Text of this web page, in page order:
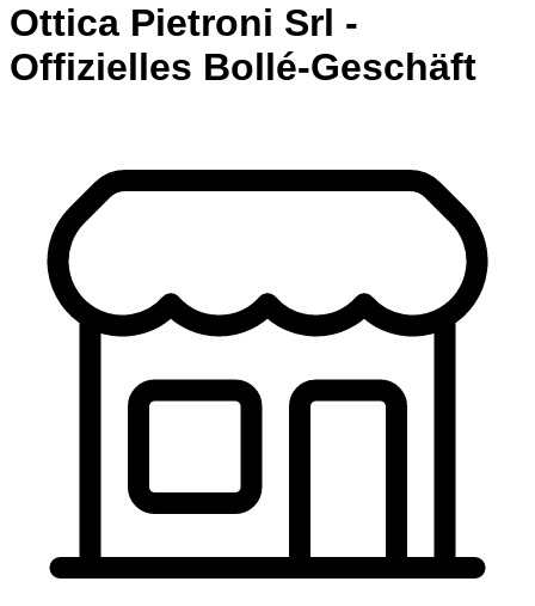
Ottica Pietroni Srl -
Offizielles Bollé-Geschäft